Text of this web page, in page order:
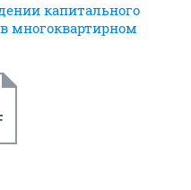
капитального
многоквартирном